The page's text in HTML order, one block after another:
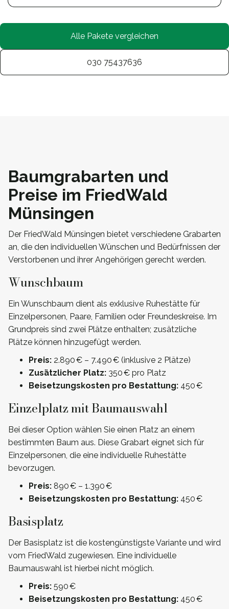
Alle Pakete vergleichen
030 75437636
Baumgrabarten und
Preise im FriedWald
Münsingen
Der FriedWald Münsingen bietet verschiedene Grabarten
an, die den individuellen Wünschen und Bedürfnissen der
Verstorbenen und ihrer Angehörigen gerecht werden.
Wunschbaum
Ein Wunschbaum dient als exklusive Ruhestätte für
Einzelpersonen, Paare, Familien oder Freundeskreise. Im
Grundpreis sind zwei Plätze enthalten; zusätzliche
Plätze können hinzugefügt werden.
Preis: 2.890 € – 7.490 € (inklusive 2 Plätze)
Zusätzlicher Platz: 350 € pro Platz
Beisetzungskosten pro Bestattung: 450 €
Einzelplatz mit Baumauswahl
Bei dieser Option wählen Sie einen Platz an einem
bestimmten Baum aus. Diese Grabart eignet sich für
Einzelpersonen, die eine individuelle Ruhestätte
bevorzugen.
Preis: 890 € – 1.390 €
Beisetzungskosten pro Bestattung: 450 €
Basisplatz
Der Basisplatz ist die kostengünstigste Variante und wird
vom FriedWald zugewiesen. Eine individuelle
Baumauswahl ist hierbei nicht möglich.
Preis: 590 €
Beisetzungskosten pro Bestattung: 450 €